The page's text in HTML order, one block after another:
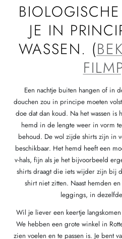
JE IN
WASSEN. (
Een nachtje buiten hangen of in
douchen zou in principe moeten
doe dat dan koud. Na het wassen is
hemd in de lengte weer in vorm
behoud. De wol zijde shirts zijn in
beschikbaar. Het hemd heeft een
v-hals, fijn als je het bijvoorbeeld
shirts draagt die iets wijder zijn bij
shirt niet zitten. Naast hemden
leggings, in
Wil je liever een keertje
We hebben een grote winkel in
zien voelen en te passen is. Je bent